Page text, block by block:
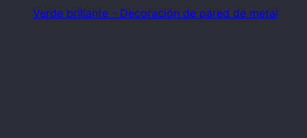
Verde brillante - Decoración de pared de metal